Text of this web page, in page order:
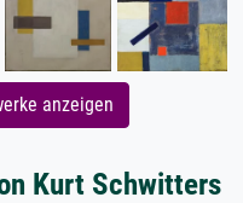
anzeigen
Kurt Schwitters